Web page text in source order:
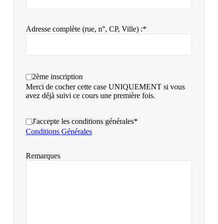
Adresse complète (rue, n°, CP, Ville) :*
2ème inscription
Merci de cocher cette case UNIQUEMENT si vous
avez déjà suivi ce cours une première fois.
J'accepte les conditions générales*
Conditions Générales
Remarques